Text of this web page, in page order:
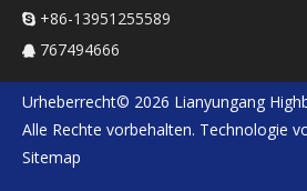
 +86-13951255589
 767494666
Urheberrecht© 2026 Lianyungang
Alle Rechte vorbehalten. Technologie
Sitemap